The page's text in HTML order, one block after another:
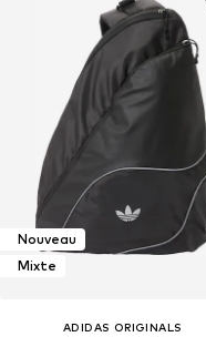
Nouveau
Mixte
ADIDAS ORIGINALS